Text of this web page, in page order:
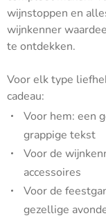
wijnstoppen en
wijnkenner
te ontdekken.
Voor elk type
cadeau:
Voor hem: een
grappige tekst
Voor de
accessoires
Voor de
gezellige